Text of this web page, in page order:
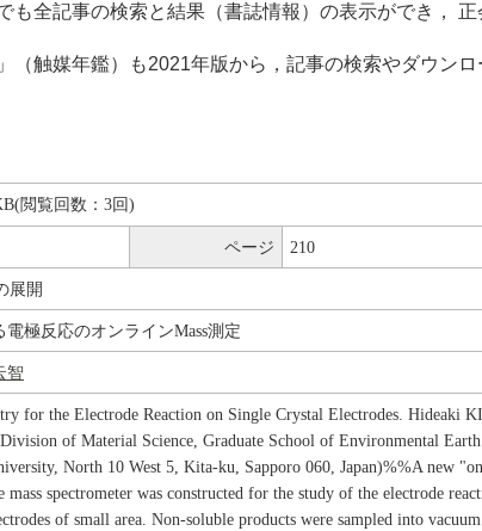
も全記事の検索と結果（書誌情報）の表示ができ，
（触媒年鑑）も2021年版から，記事の検索やダウン
閲覧回数：3回)
ページ 210
展開
極反応のオンラインMass測定
智
for the Electrode Reaction on Single Crystal Electrodes. Hideaki
of Material Science, Graduate School of Environmental Earth
North 10 West 5, Kita-ku, Sapporo 060, Japan)%%A new
spectrometer was constructed for the study of the electrode
of small area. Non-soluble products were sampled into vacuum